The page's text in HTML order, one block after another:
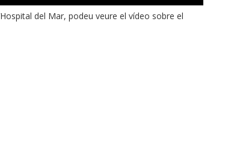
del Mar, podeu veure el vídeo sobre el